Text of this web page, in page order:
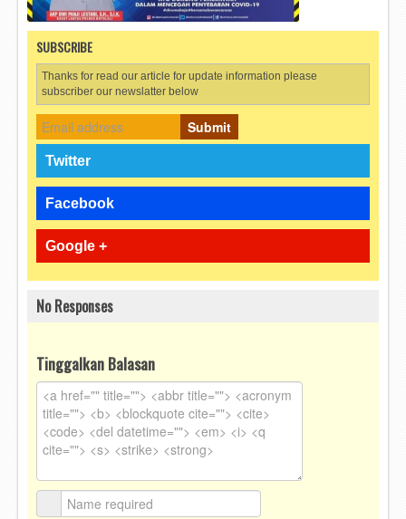
SUBSCRIBE
Thanks for read our article for update information please
subscriber our newslatter below
Submit
Twitter
Facebook
Google +
No Responses
Tinggalkan Balasan